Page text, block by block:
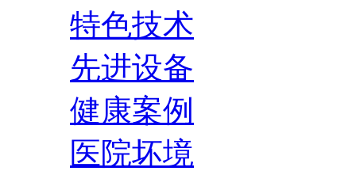
特色技术
先进设备
健康案例
医院坏境